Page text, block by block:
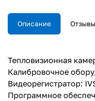
DSS Express
В комплект поставки не
входят ПК, жесткий диск
Описание Отзывы
Тепловизионная
Калибровочное
Видеорегистратор:
Программное